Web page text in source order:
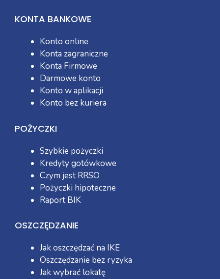
KONTA BANKOWE
Konto online
Konta zagraniczne
Konta Firmowe
Darmowe konto
Konto w aplikacji
Konto bez kuriera
POŻYCZKI
Szybkie pożyczki
Kredyty gotówkowe
Czym jest RRSO
Pożyczki hipoteczne
Raport BIK
OSZCZĘDZANIE
Jak oszczędzać na IKE
Oszczędzanie bez ryzyka
Jak wybrać lokatę